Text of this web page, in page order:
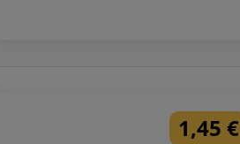
1,45 €